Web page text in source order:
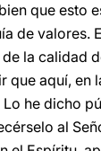
que esto
de valores.
la calidad
que aquí, en
he dicho
al